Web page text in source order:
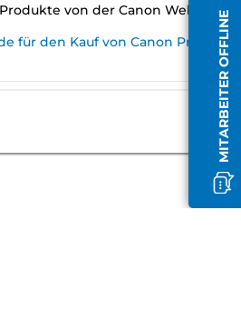
MITARBEITER OFFLINE
von der Canon Website.
für den Kauf von Canon